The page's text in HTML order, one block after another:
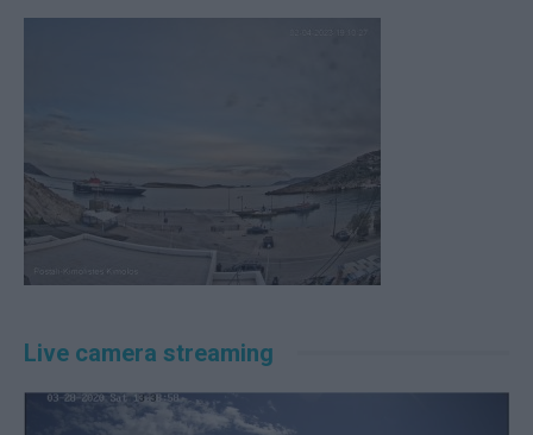
Live camera streaming